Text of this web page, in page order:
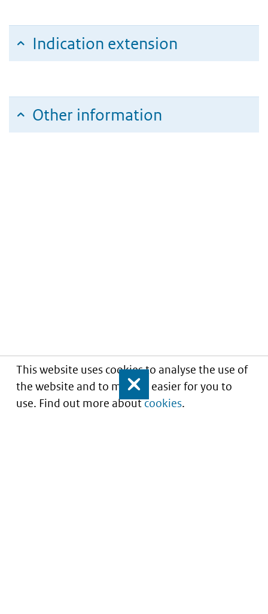
This website uses cookies to analyse the use of
the website and to make it easier for you to
use. Find out more aboutcookies.
Close
Indication extension
Other information